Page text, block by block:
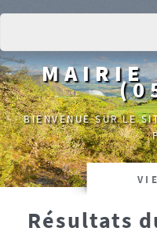
MAIRIE
BIENVENUE SUR LE
Résultats